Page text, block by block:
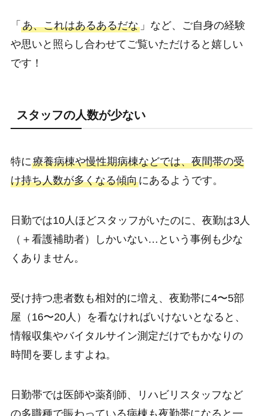
「 あ、これはあるあるだな」など、ご自身の経験
や思いと照らし合わせてご覧いただけると嬉しい
です！
スタッフの人数が少ない
特に療養病棟や慢性期病棟などでは、夜間帯の受
け持ち人数が多くなる傾向にあるようです。
日勤では10人ほどスタッフがいたのに、夜勤は3人
（＋看護補助者）しかいない…という事例も少な
くありません。
受け持つ患者数も相対的に増え、夜勤帯に4〜5部
屋（16〜20人）を看なければいけないとなると、
情報収集やバイタルサイン測定だけでもかなりの
時間を要しますよね。
日勤帯では医師や薬剤師、リハビリスタッフなど
の多職種で賑わっている病棟も夜勤帯になると一